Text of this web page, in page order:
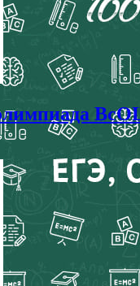
олимпиада